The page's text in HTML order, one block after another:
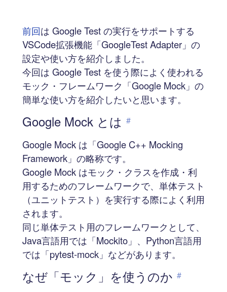
前回は Google Test の実行をサポートする
VSCode拡張機能「GoogleTest Adapter」の
設定や使い方を紹介しました。
今回は Google Test を使う際によく使われる
モック・フレームワーク「Google Mock」の
簡単な使い方を紹介したいと思います。
Google Mock とは #
Google Mock は「Google C++ Mocking
Framework」の略称です。
Google Mock はモック・クラスを作成・利
用するためのフレームワークで、単体テスト
（ユニットテスト）を実行する際によく利用
されます。
同じ単体テスト用のフレームワークとして、
Java言語用では「Mockito」、Python言語用
では「pytest-mock」などがあります。
なぜ「モック」を使うのか #